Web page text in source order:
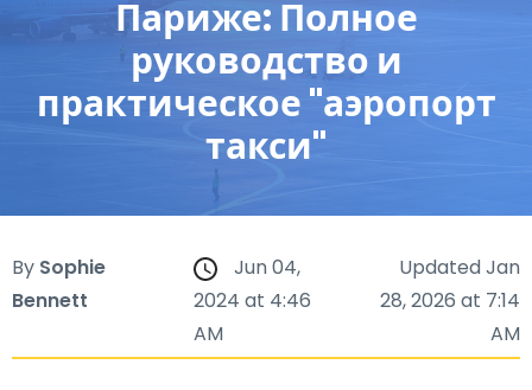
Париже: Полное
руководство и
практическое "аэропорт
такси"
By Sophie
Bennett
Jun 04,
2024 at 4:46
AM
Updated Jan
28, 2026 at 7:14
AM